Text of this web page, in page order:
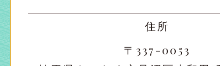
住所
〒337-0053